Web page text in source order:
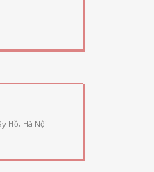
Hồ, Hà Nội